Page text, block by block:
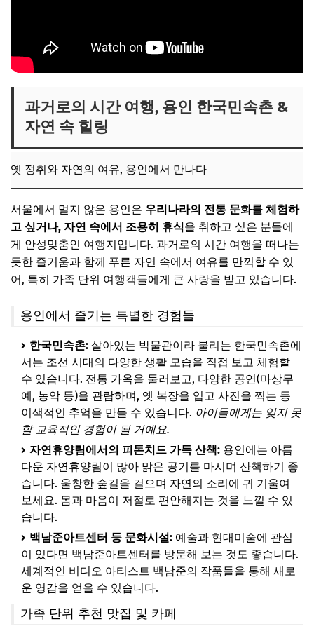
과거로의 시간 여행, 용인 한국민속촌 &
자연 속 힐링
옛 정취와 자연의 여유, 용인에서 만나다
서울에서 멀지 않은 용인은 우리나라의 전통 문화를 체험하
고 싶거나, 자연 속에서 조용히 휴식을 취하고 싶은 분들에
게 안성맞춤인 여행지입니다. 과거로의 시간 여행을 떠나는
듯한 즐거움과 함께 푸른 자연 속에서 여유를 만끽할 수 있
어, 특히 가족 단위 여행객들에게 큰 사랑을 받고 있습니다.
용인에서 즐기는 특별한 경험들
한국민속촌: 살아있는 박물관이라 불리는 한국민속촌에
서는 조선 시대의 다양한 생활 모습을 직접 보고 체험할
수 있습니다. 전통 가옥을 둘러보고, 다양한 공연(마상무
예, 농악 등)을 관람하며, 옛 복장을 입고 사진을 찍는 등
이색적인 추억을 만들 수 있습니다. 아이들에게는 잊지 못
할 교육적인 경험이 될 거예요.
자연휴양림에서의 피톤치드 가득 산책: 용인에는 아름
다운 자연휴양림이 많아 맑은 공기를 마시며 산책하기 좋
습니다. 울창한 숲길을 걸으며 자연의 소리에 귀 기울여
보세요. 몸과 마음이 저절로 편안해지는 것을 느낄 수 있
습니다.
백남준아트센터 등 문화시설: 예술과 현대미술에 관심
이 있다면 백남준아트센터를 방문해 보는 것도 좋습니다.
세계적인 비디오 아티스트 백남준의 작품들을 통해 새로
운 영감을 얻을 수 있습니다.
가족 단위 추천 맛집 및 카페